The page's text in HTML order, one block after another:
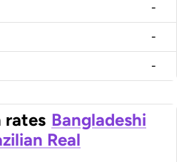
-
-
-
rates Bangladeshi
Real